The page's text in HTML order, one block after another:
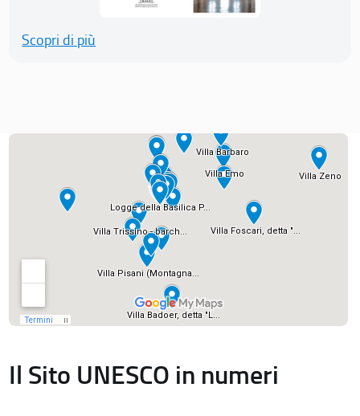
Scopri di più
Il Sito UNESCO in numeri